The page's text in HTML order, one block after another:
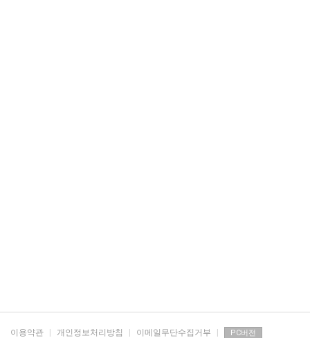
이용약관 개인정보처리방침 이메일무단수집거부 PC버전